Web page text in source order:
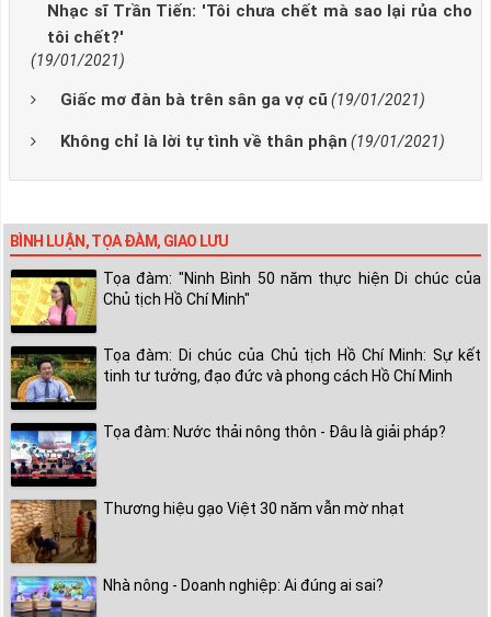
Nhạc sĩ Trần Tiến: 'Tôi chưa chết mà sao lại rủa cho
tôi chết?'
(19/01/2021)
Giấc mơ đàn bà trên sân ga vợ cũ (19/01/2021)
Không chỉ là lời tự tình về thân phận (19/01/2021)
BÌNH LUẬN, TỌA ĐÀM, GIAO LƯU
Tọa đàm: "Ninh Bình 50 năm thực hiện Di chúc của
Chủ tịch Hồ Chí Minh"
Tọa đàm: Di chúc của Chủ tịch Hồ Chí Minh: Sự kết
tinh tư tưởng, đạo đức và phong cách Hồ Chí Minh
Tọa đàm: Nước thải nông thôn - Đâu là giải pháp?
Thương hiệu gạo Việt 30 năm vẫn mờ nhạt
Nhà nông - Doanh nghiệp: Ai đúng ai sai?